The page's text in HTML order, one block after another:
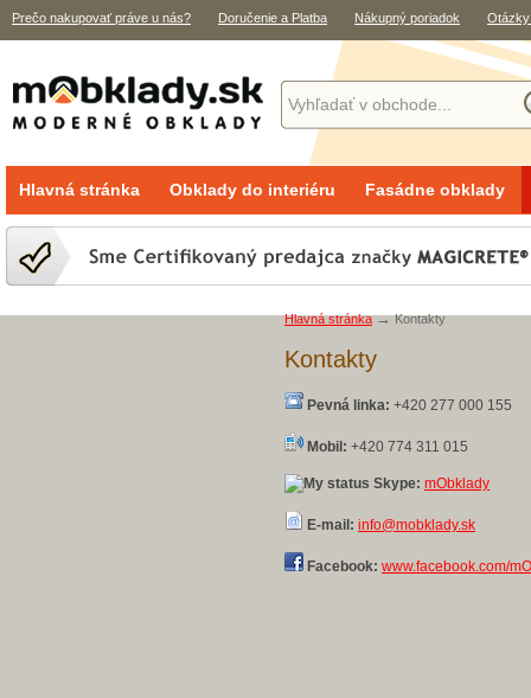
Prečo nakupovať práve u nás? Doručenie a Platba Nákupný poriadok Otázky
Hlavná stránka Obklady do interiéru Fasádne obklady
Hlavná stránka → Kontakty
Kontakty
Pevná linka: +420 277 000 155
Mobil: +420 774 311 015
Skype: mObklady
E-mail: info@mobklady.sk
Facebook: www.facebook.com/